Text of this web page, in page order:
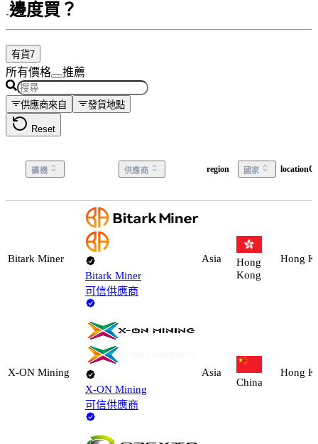
邊度買？
有貨7
所有價格 推薦
供應商來自 發貨地點
Reset
礦機 供應商 region 國家
Bitark Miner
Bitark Miner
可信供應商
Asia
Hong
Kong
Hong
X-ON Mining
X-ON Mining
可信供應商
Asia
China
Hong